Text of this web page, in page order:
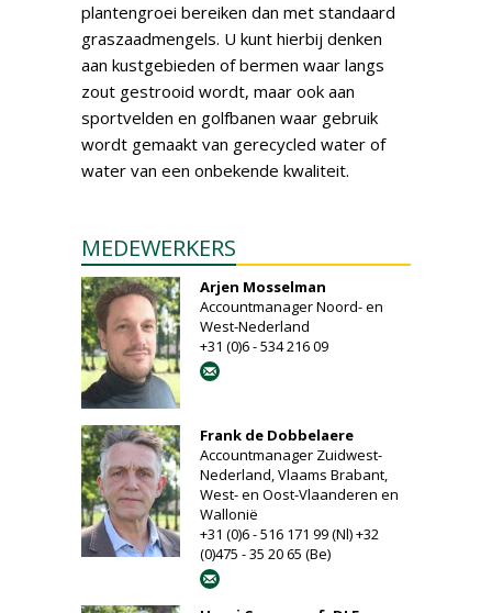
plantengroei bereiken dan met standaard
graszaadmengels. U kunt hierbij denken
aan kustgebieden of bermen waar langs
zout gestrooid wordt, maar ook aan
sportvelden en golfbanen waar gebruik
wordt gemaakt van gerecycled water of
water van een onbekende kwaliteit.
MEDEWERKERS
Arjen Mosselman
Accountmanager Noord- en
West-Nederland
+31 (0)6 - 534 216 09
Frank de Dobbelaere
Accountmanager Zuidwest-
Nederland, Vlaams Brabant,
West- en Oost-Vlaanderen en
Wallonië
+31 (0)6 - 516 171 99 (Nl) +32
(0)475 - 35 20 65 (Be)